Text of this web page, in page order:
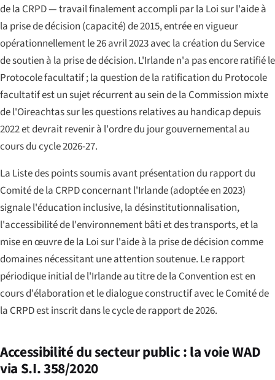
de la CRPD — travail finalement accompli par la Loi sur l'aide à
la prise de décision (capacité) de 2015, entrée en vigueur
opérationnellement le 26 avril 2023 avec la création du Service
de soutien à la prise de décision. L'Irlande n'a pas encore ratifié le
Protocole facultatif ; la question de la ratification du Protocole
facultatif est un sujet récurrent au sein de la Commission mixte
de l'Oireachtas sur les questions relatives au handicap depuis
2022 et devrait revenir à l'ordre du jour gouvernemental au
cours du cycle 2026-27.
La Liste des points soumis avant présentation du rapport du
Comité de la CRPD concernant l'Irlande (adoptée en 2023)
signale l'éducation inclusive, la désinstitutionnalisation,
l'accessibilité de l'environnement bâti et des transports, et la
mise en œuvre de la Loi sur l'aide à la prise de décision comme
domaines nécessitant une attention soutenue. Le rapport
périodique initial de l'Irlande au titre de la Convention est en
cours d'élaboration et le dialogue constructif avec le Comité de
la CRPD est inscrit dans le cycle de rapport de 2026.
Accessibilité du secteur public : la voie WAD
via S.I. 358/2020